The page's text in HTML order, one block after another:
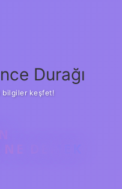
Durağı
keşfet!
DEMEK